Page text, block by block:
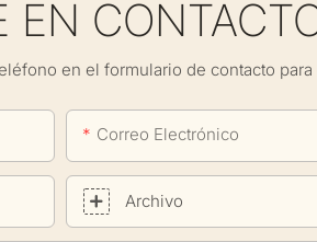
EN
en el formulario de contacto
Correo Electrónico
Archivo